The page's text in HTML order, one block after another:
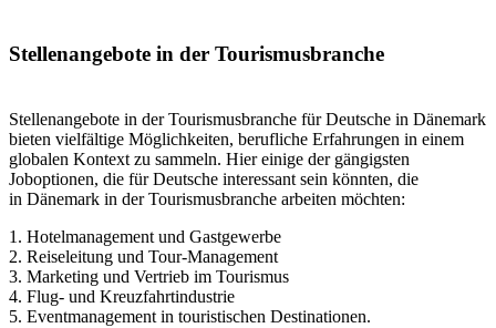
Stellenangebote in der Tourismusbranche
Stellenangebote in der Tourismusbranche für Deutsche in Dänemark
bieten vielfältige Möglichkeiten, berufliche Erfahrungen in einem
globalen Kontext zu sammeln. Hier einige der gängigsten
Joboptionen, die für Deutsche interessant sein könnten, die
in Dänemark in der Tourismusbranche arbeiten möchten:
1. Hotelmanagement und Gastgewerbe
2. Reiseleitung und Tour-Management
3. Marketing und Vertrieb im Tourismus
4. Flug- und Kreuzfahrtindustrie
5. Eventmanagement in touristischen Destinationen.